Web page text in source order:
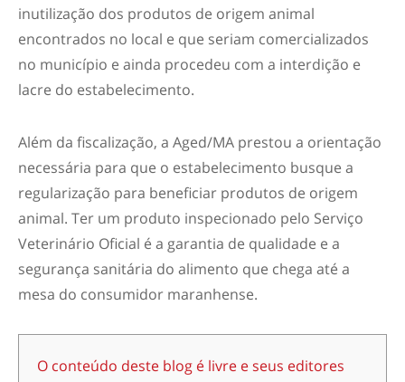
inutilização dos produtos de origem animal
encontrados no local e que seriam comercializados
no município e ainda procedeu com a interdição e
lacre do estabelecimento.
Além da fiscalização, a Aged/MA prestou a orientação
necessária para que o estabelecimento busque a
regularização para beneficiar produtos de origem
animal. Ter um produto inspecionado pelo Serviço
Veterinário Oficial é a garantia de qualidade e a
segurança sanitária do alimento que chega até a
mesa do consumidor maranhense.
O conteúdo deste blog é livre e seus editores